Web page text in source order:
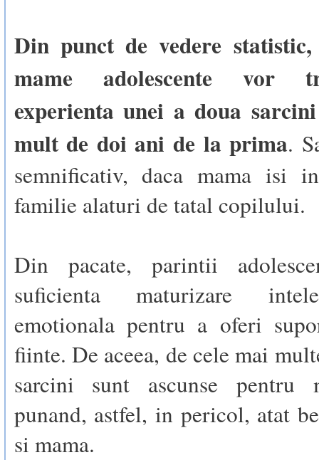
Din punct de vedere
mame adolescente vor
experienta unei a doua
mult de doi ani de la prima.
semnificativ, daca mama isi
familie alaturi de tatal copilului.
Din pacate, parintii
suficienta maturizare
emotionala pentru a oferi
fiinte. De aceea, de cele mai
sarcini sunt ascunse pentru
punand, astfel, in pericol, atat
si mama.